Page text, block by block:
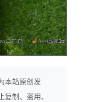
本站原创发
制、盗用、